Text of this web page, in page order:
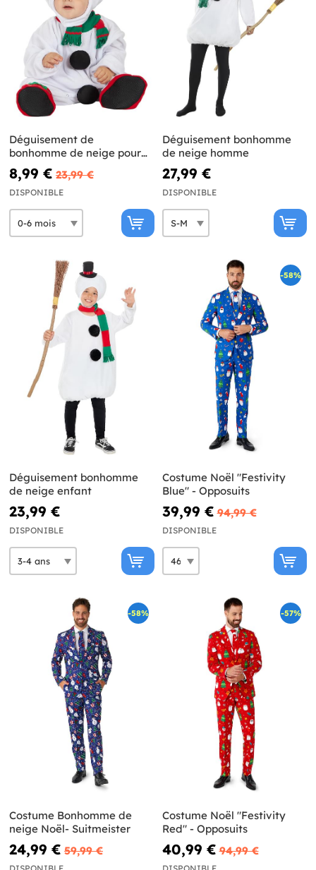
Déguisement de
bonhomme de neige pour
bébé
8,99 € 23,99 €
DISPONIBLE
Déguisement bonhomme
de neige homme
27,99 €
DISPONIBLE
Déguisement bonhomme
de neige enfant
23,99 €
DISPONIBLE
-58%
Costume Noël "Festivity
Blue" - Opposuits
39,99 € 94,99 €
DISPONIBLE
-58%
Costume Bonhomme de
neige Noël- Suitmeister
24,99 € 59,99 €
-57%
Costume Noël "Festivity
Red" - Opposuits
40,99 € 94,99 €